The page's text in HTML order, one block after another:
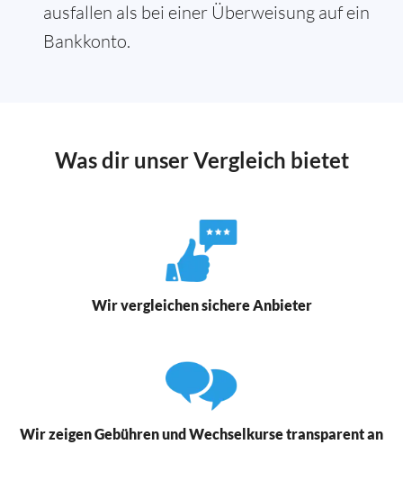
ausfallen als bei einer Überweisung auf ein
Bankkonto.
Was dir unser Vergleich bietet
Wir vergleichen sichere Anbieter
Wir zeigen Gebühren und Wechselkurse transparent an